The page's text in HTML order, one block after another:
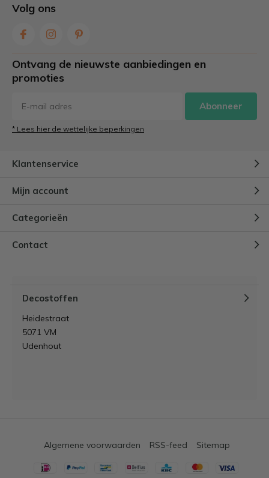
Volg ons
Ontvang de nieuwste aanbiedingen en
promoties
Abonneer
* Lees hier de wettelijke beperkingen
Klantenservice
Mijn account
Categorieën
Contact
Decostoffen
Heidestraat
5071 VM
Udenhout
Algemene voorwaarden RSS-feed Sitemap